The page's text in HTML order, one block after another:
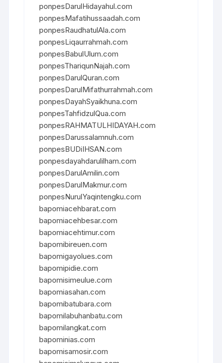
ponpesDarulHidayahul.com
ponpesMafatihussaadah.com
ponpesRaudhatulAla.com
ponpesLiqaurrahmah.com
ponpesBabulUlum.com
ponpesThariqunNajah.com
ponpesDarulQuran.com
ponpesDarulMifathurrahmah.com
ponpesDayahSyaikhuna.com
ponpesTahfidzulQua.com
ponpesRAHMATULHIDAYAH.com
ponpesDarussalamnuh.com
ponpesBUDiIHSAN.com
ponpesdayahdarulilham.com
ponpesDarulAmilin.com
ponpesDarulMakmur.com
ponpesNurulYaqintengku.com
bapomiacehbarat.com
bapomiacehbesar.com
bapomiacehtimur.com
bapomibireuen.com
bapomigayolues.com
bapomipidie.com
bapomisimeulue.com
bapomiasahan.com
bapomibatubara.com
bapomilabuhanbatu.com
bapomilangkat.com
bapominias.com
bapomisamosir.com